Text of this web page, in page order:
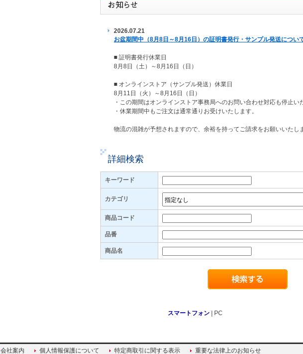
2026.07.21
お盆期間中（8月8日～8月16日）の証明書発行・サンプル発送につい
■ 証明書発行休業日
8月8日（土）～8月16日（日）
■ オンラインストア（サンプル発送）休業日
8月11日（火）～8月16日（日）
・この期間はオンラインストア事務局へのお問い合わせ対応も停止い
・休業期間中もご注文は通常通りお受けいたします。
物流の混雑が予想されますので、余裕を持ってご請求をお願いいたし
お荷物の配送遅延について
7月29日に発生しました地震に伴う対象地域のご注文の出荷停止が、
引き続き、荷物のお届け・お預かりに影響が生じており、お届けに遅
ます。 配送状況につきましては、発送完了メール内の送り状番号で検
佐川急便ホームページ
日本郵便ホームページ
お客様にはご不便・ご迷惑をお掛け致しますが、何卒ご了承頂きます
2026.7.29
「熊本地震」による配送影響について
この度の「熊本地震」により被害に遭われた皆様には心よりお見舞い
地震の影響により、一部において配送の停止・遅延が発生しておりま
日本郵便ホームページ
詳細検索
キーワード
カテゴリ
商品コード
品番
商品名
スマートフォン | PC
会社案内 個人情報保護について 特定商取引に関する表示 重要な法律上のお知らせ